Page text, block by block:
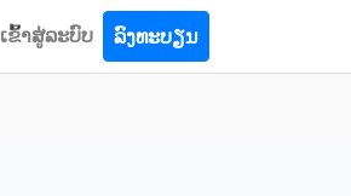
ເຂົ້າ​ສູ່​ລະ​ບົບ ລົງທະບຽນ